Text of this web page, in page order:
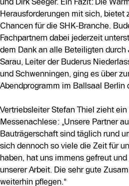
Herausforderungen mit sich, bietet
Chancen für die SHK-Branche.
Fachpartnern dabei jederzeit
dem Dank an alle Beteiligten durch
Sarau, Leiter der Buderus
und Schwenningen, ging es über
Abendprogramm im Ballsaal Berlin
Vertriebsleiter Stefan Thiel zieht
Messenachlese: „Unsere Partner
Bauträgerschaft sind täglich rund
sich dennoch so viele die Zeit für
haben, hat uns immens gefreut
unserer Arbeit. Die sehr gute
weiterhin pflegen.“